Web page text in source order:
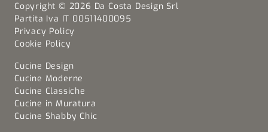
Copyright © 2026 Da Costa Design Srl
Partita Iva IT 00511400095
Privacy Policy
Cookie Policy
Cucine Design
Cucine Moderne
Cucine Classiche
Cucine in Muratura
Cucine Shabby Chic